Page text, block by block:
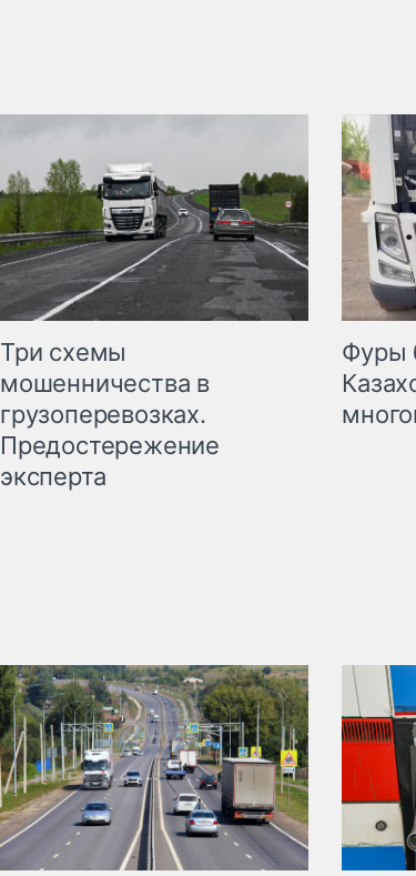
Три схемы
мошенничества в
грузоперевозках.
Предостережение
эксперта
Фуры